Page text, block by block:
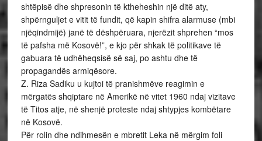
shtëpisë dhe shpresonin të ktheheshin një ditë aty,
shpërnguljet e vitit të fundit, që kapin shifra alarmuse (mbi
njëqindmijë) janë të dëshpëruara, njerëzit shprehen “mos
të pafsha më Kosovë!”, e kjo për shkak të politikave të
gabuara të udhëheqsisë së saj, po ashtu dhe të
propagandës armiqësore.
Z. Riza Sadiku u kujtoi të pranishmëve reagimin e
mërgatës shqiptare në Amerikë në vitet 1960 ndaj vizitave
të Titos atje, në shenjë proteste ndaj shtypjes kombëtare
në Kosovë.
Për rolin dhe ndihmesën e mbretit Leka në mërgim foli